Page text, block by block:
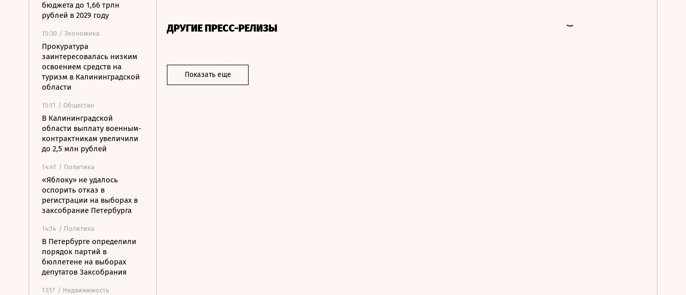
бюджета до 1,66 трлн
рублей в 2029 году
15:30 / Экономика
Прокуратура
заинтересовалась низким
освоением средств на
туризм в Калининградской
области
15:11 / Общество
В Калининградской
области выплату военным-
контрактникам увеличили
до 2,5 млн рублей
14:41 / Политика
«Яблоку» не удалось
оспорить отказ в
регистрации на выборах в
заксобрание Петербурга
14:14 / Политика
В Петербурге определили
порядок партий в
бюллетене на выборах
депутатов Заксобрания
13:17 / Недвижимость
ДРУГИЕ ПРЕСС-РЕЛИЗЫ
Показать еще